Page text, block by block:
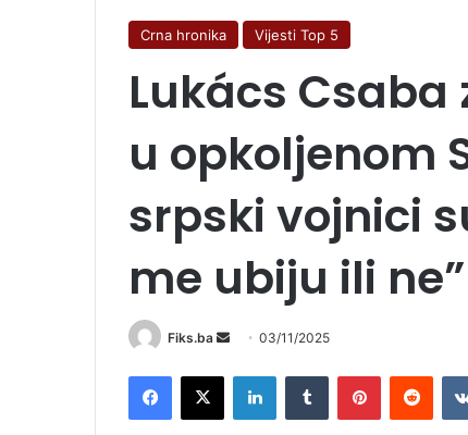
Crna hronika Vijesti Top 5
Lukács Csaba
u opkoljenom
srpski vojnici
me ubiju ili ne”
Fiks.ba
Send
email
03/11/2025
Facebook
X LinkedInTumblr Pinterest